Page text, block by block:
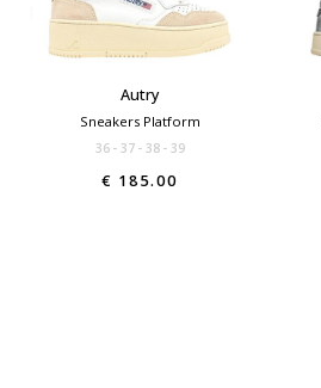
Autry
Sneakers Platform
36 37 38 39
€ 185.00